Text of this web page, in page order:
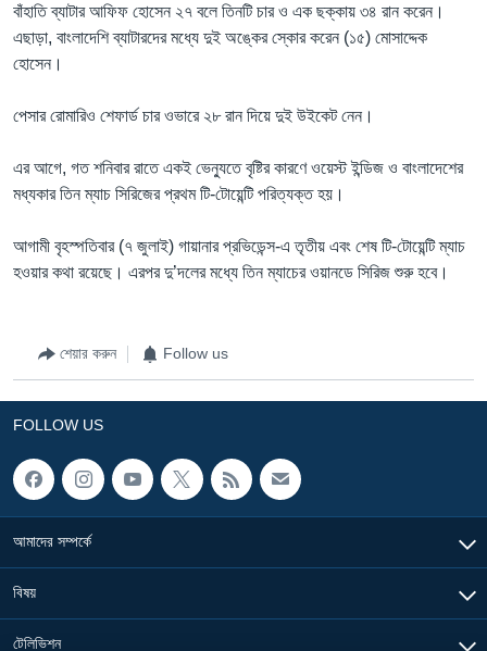
বাঁহাতি ব্যাটার আফিফ হোসেন ২৭ বলে তিনটি চার ও এক ছক্কায় ৩৪ রান করেন।
এছাড়া, বাংলাদেশি ব্যাটারদের মধ্যে দুই অঙ্কের স্কোর করেন (১৫) মোসাদ্দেক
হোসেন।
পেসার রোমারিও শেফার্ড চার ওভারে ২৮ রান দিয়ে দুই উইকেট নেন।
এর আগে, গত শনিবার রাতে একই ভেন্যুতে বৃষ্টির কারণে ওয়েস্ট ইন্ডিজ ও বাংলাদেশের
মধ্যকার তিন ম্যাচ সিরিজের প্রথম টি-টোয়েন্টি পরিত্যক্ত হয়।
আগামী বৃহস্পতিবার (৭ জুলাই) গায়ানার প্রভিডেন্স-এ তৃতীয় এবং শেষ টি-টোয়েন্টি ম্যাচ
হওয়ার কথা রয়েছে। এরপর দু’দলের মধ্যে তিন ম্যাচের ওয়ানডে সিরিজ শুরু হবে।
শেয়ার করুন Follow us
FOLLOW US
আমাদের সম্পর্কে
বিষয়
টেলিভিশন